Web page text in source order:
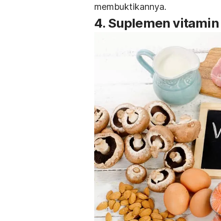
membuktikannya.
4. Suplemen vitamin